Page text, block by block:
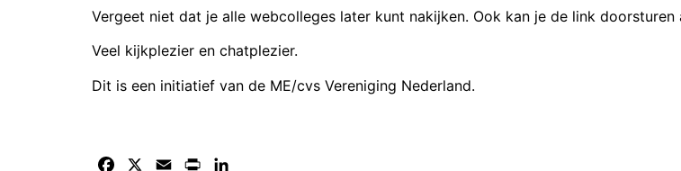
Vergeet niet dat je alle webcolleges later kunt nakijken. Ook kan je de link doorsturen
Veel kijkplezier en chatplezier.
Dit is een initiatief van de ME/cvs Vereniging Nederland.
Facebook Email Print